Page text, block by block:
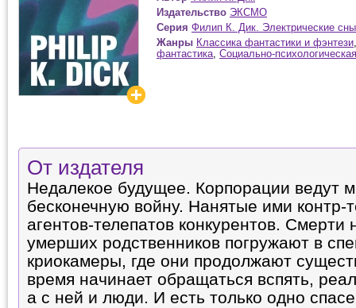
Издательство ЭКСМО
Серия Филип К. Дик. Электрические сны
Жанры Классика фантастики и фэнтези
фантастика, Социально-
От издателя
Недалекое будущее. Корпорации ведут
бесконечную войну. Нанятые ими контр-
агентов-телепатов конкурентов.
умерших родственников погружают в
криокамеры, где они продолжают
время начинает обращаться вспять,
а с ней и люди. И есть только одно